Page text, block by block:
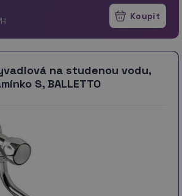
na studenou vodu,
S, BALLETTO